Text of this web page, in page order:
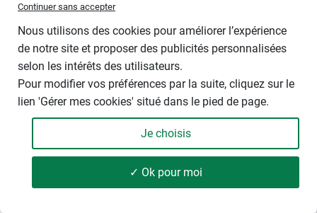
JUVAMINE
VITAVEA
Continuer sans accepter
Nous utilisons des cookies pour améliorer l’expérience
de notre site et proposer des publicités personnalisées
selon les intérêts des utilisateurs.
Pour modifier vos préférences par la suite, cliquez sur le
lien 'Gérer mes cookies' situé dans le pied de page.
Je choisis
✓ Ok pour moi